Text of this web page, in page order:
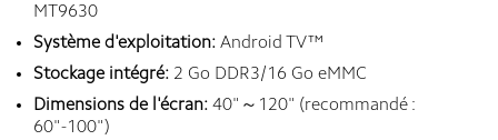
MT9630
Système d'exploitation: Android TV™
Stockage intégré: 2 Go DDR3/16 Go eMMC
Dimensions de l'écran: 40"～120" (recommandé :
60"-100")